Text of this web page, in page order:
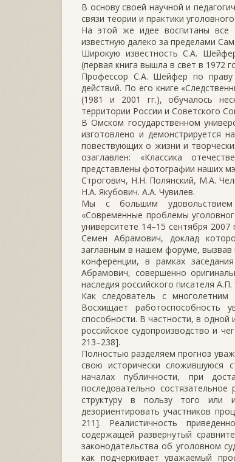
В основу своей научной и
связи теории и практики
На этой же идее воспитаны все
известную далеко за пределами
Широкую известность С.А.
(первая книга вышла в свет в 1972
Профессор С.А. Шейфер по праву
действий. По его книге
(1981 и 2001 гг.), обучалось
территории России и Советского
В Омском государственном
изготовлено и демонстрируется
повествующих о жизни и
озаглавлен: «Классика
представлены фотографии наших
Строгович, Н.Н. Полянский, М.А.
Н.А. Якубович. А.А. Чувилев.
Мы с большим удовольствием
«Современные проблемы
университете 14–15 сентября
Семен Абрамович, доклад
заглавным в нашем форуме, вызвав
конференции, в рамках
Абрамович, совершенно
наследия российского писателя
Как следователь с
Восхищает работоспособность
способности. В частности, в
российское судопроизводство и
213–238].
Полностью разделяем прогноз
свою исторически сложившуюся
началах публичности, при
последовательно
структуру в пользу того или
дезориентировать участников
211]. Реалистичность
содержащей развернутый
законодательства об уголовном
как подчеркивает уважаемый